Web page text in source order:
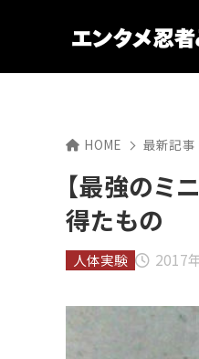
HOME 最新記事
【最強のミ
得たもの
2017
人体実験